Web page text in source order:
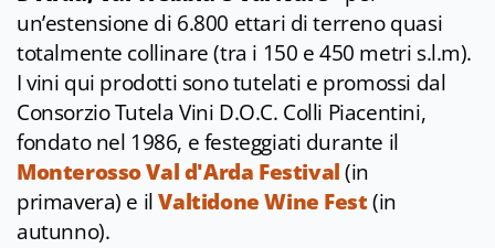
un’estensione di 6.800 ettari di terreno quasi
totalmente collinare (tra i 150 e 450 metri s.l.m).
I vini qui prodotti sono tutelati e promossi dal
Consorzio Tutela Vini D.O.C. Colli Piacentini,
fondato nel 1986, e festeggiati durante il
Monterosso Val d'Arda Festival(in
primavera) e ilValtidone Wine Fest(in
autunno).